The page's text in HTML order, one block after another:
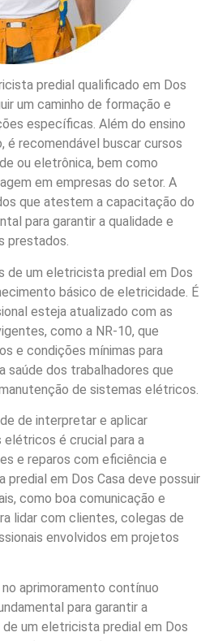
predial qualificado em Dos
um caminho de formação e
específicas. Além do ensino
é recomendável buscar cursos
ou eletrônica, bem como
em empresas do setor. A
que atestem a capacitação do
para garantir a qualidade e
prestados.
de um eletricista predial em Dos
básico de eletricidade. É
esteja atualizado com as
como a NR-10, que
e condições mínimas para
saúde dos trabalhadores que
de sistemas elétricos.
de interpretar e aplicar
é crucial para a
e reparos com eficiência e
predial em Dos Casa deve possuir
como boa comunicação e
lidar com clientes, colegas de
envolvidos em projetos
aprimoramento contínuo
para garantir a
um eletricista predial em Dos